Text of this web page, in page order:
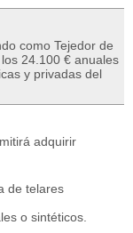
como Tejedor de
24.100 € anuales
y privadas del
adquirir
de telares
o sintéticos.